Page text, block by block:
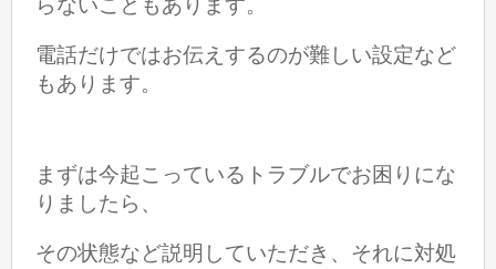
らないこともあります。
電話だけではお伝えするのが難しい設定など
もあります。
まずは今起こっているトラブルでお困りにな
りましたら、
その状態など説明していただき、それに対処